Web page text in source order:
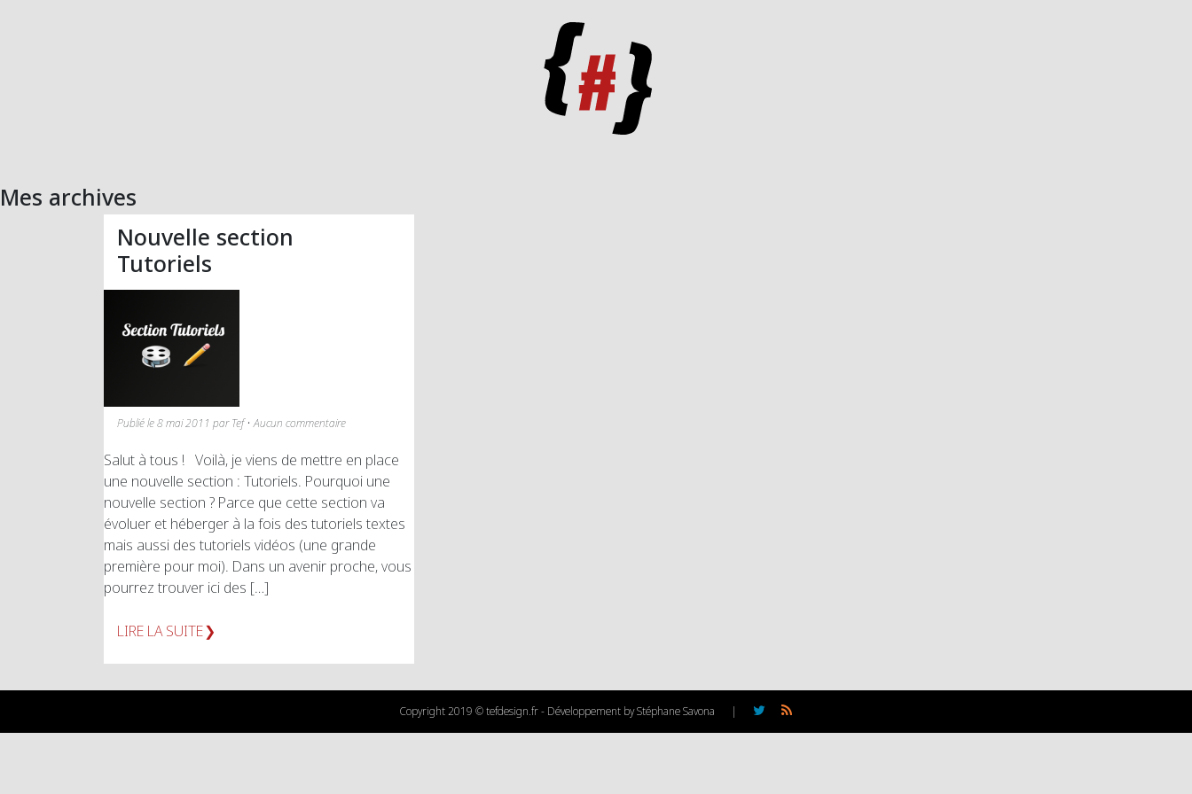
Mes archives
Nouvelle section
Tutoriels
Publié le 8 mai 2011 par Tef • Aucun commentaire
Salut à tous ! Voilà, je viens de mettre en place
une nouvelle section : Tutoriels. Pourquoi une
nouvelle section ? Parce que cette section va
évoluer et héberger à la fois des tutoriels textes
mais aussi des tutoriels vidéos (une grande
première pour moi). Dans un avenir proche, vous
pourrez trouver ici des […]
LIRE LA SUITE
Copyright 2019 © tefdesign.fr - Développement by Stéphane Savona |